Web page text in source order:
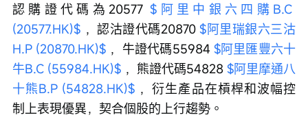
認購證代碼為20577 $阿里中銀六四購B.C
(20577.HK)$ ，認沽證代碼20870 $阿里瑞銀六三沽
H.P (20870.HK)$ ，牛證代碼55984 $阿里匯豐六十
牛B.C (55984.HK)$ ，熊證代碼54828 $阿里摩通八
十熊B.P (54828.HK)$ ，衍生產品在槓桿和波幅控
制上表現優異，契合個股的上行趨勢。